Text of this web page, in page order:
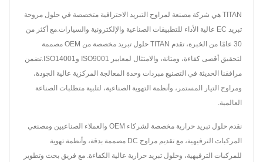
TITAN هي شركة مصنعة لمراوح التبريد الاحترافية متخصصة في حلول مروحة
تبريد EC عالية الأداء للتطبيقات الصناعية والإلكترونية والسيارات.مع أكثر من
30 عامًا من الخبرة، تقدم TITAN حلول تبريد مخصصة من OEM مصممة
لتحقيق أقصى كفاءة، ومتانة، والامتثال لمعايير ISO9001 وISO14001.تضمن
مرافقنا الحديثة في التصنيع مبردات وحدة المعالجة المركزية عالية الجودة،
ومراوح التيار المستمر، وأنظمة التهوية الصناعية، لتلبية متطلبات الصناعة
العالمية.
نقدم حلول تبريد حرارية مخصصة لشركاء OEM والعملاء الصناعيين ومصنعي
المركبات الترفيهية، مع تقديم مراوح DC مصممة بدقة، وأنظمة تهوية
للمركبات الترفيهية، وحلول تبريد حرارية عالية الكفاءة. مع فريق بحث وتطوير